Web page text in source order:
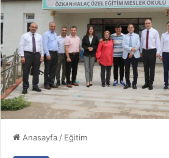
Anasayfa / Eğitim